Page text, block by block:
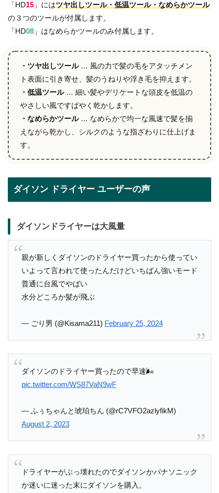
「HD15 」にはツヤ出しツール・低温ツール・なめらかツール
の３つのツールが付属します。
「HD08 」はなめらかツールのみ付属します。
・ツヤ出しツール… 風の力で髪の毛をアタッチメン
ト表面に引き寄せ、髪のうねりや浮き毛を抑えます。
・低温ツール… 細い髪やデリケートな頭皮を低温の
やさしい風ですばやく乾かします。
・なめらかツール… なめらかで均一な風速で髪を揃
えながら乾かし、シルクのような指ざわりに仕上げま
す。
ダイソン ドライヤー ユーザーの声
ダイソンドライヤーは大風量
親が新しくダイソンのドライヤー買ったから使ってい
いよって言われて使ったんだけどいちばん強いモード
普通に台風でやばい
水分どころか髪が飛ぶ
— ごり男 (@Kisama211) February 25, 2024
ダイソンのドライヤー買ったので早速🌬️
pic.twitter.com/WS87VaN9wF
— ふぅちゃんと琥珀ちん (@rC7VFO2azlyfikM)
August 2, 2023
ドライヤーがぶっ壊れたのでダイソンかパナソニック
か迷いに迷った末にダイソンを購入。